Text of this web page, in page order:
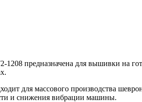
предназначена для вышивки на
для массового производства
и снижения вибрации машины.